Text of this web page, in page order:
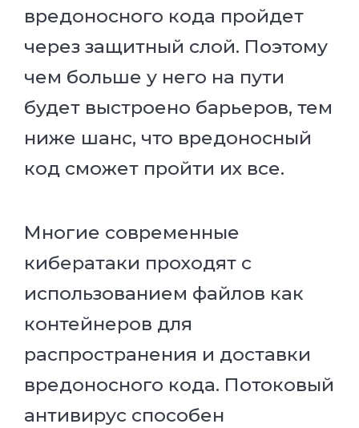
вредоносного кода пройдет
через защитный слой. Поэтому
чем больше у него на пути
будет выстроено барьеров, тем
ниже шанс, что вредоносный
код сможет пройти их все.
Многие современные
кибератаки проходят с
использованием файлов как
контейнеров для
распространения и доставки
вредоносного кода. Потоковый
антивирус способен